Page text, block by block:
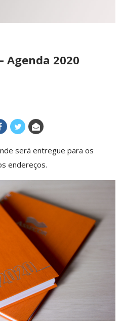
Agenda 2020
será entregue para os
endereços.